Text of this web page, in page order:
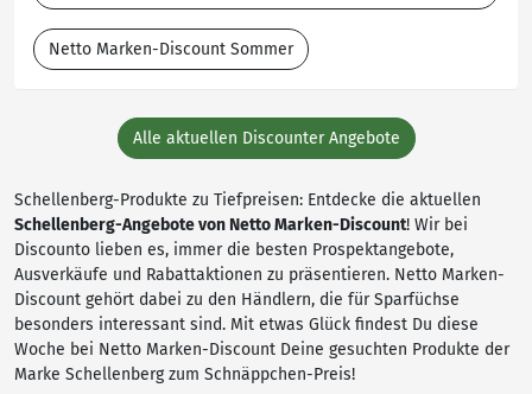
Netto Marken-Discount Sommer
Alle aktuellen Discounter Angebote
Schellenberg-Produkte zu Tiefpreisen: Entdecke die aktuellen
Schellenberg-Angebote von Netto Marken-Discount! Wir bei
Discounto lieben es, immer die besten Prospektangebote,
Ausverkäufe und Rabattaktionen zu präsentieren. Netto Marken-
Discount gehört dabei zu den Händlern, die für Sparfüchse
besonders interessant sind. Mit etwas Glück findest Du diese
Woche bei Netto Marken-Discount Deine gesuchten Produkte der
Marke Schellenberg zum Schnäppchen-Preis!